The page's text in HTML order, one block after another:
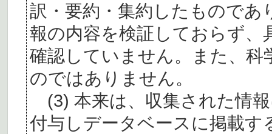
訳・要約・集約したものであ
報の内容を検証しておらず、
確認していません。また、
のではありません。
(3) 本来は、収集された情
付与しデータベースに掲載